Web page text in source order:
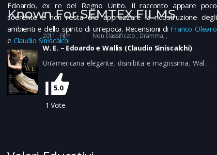
Edoardo, ex re del Regno Unito. Il racconto appare poco
coerente e non resta che apprezzare la ricostruzione degli
ambienti e dello spirito di un’epoca. Recensioni di Franco Olearo
e Claudio Siniscalchi
Known For SEMTEX FILMS
2011 Film Non classificato Dramma
W. E. – Edoardo e Wallis (Claudio Siniscalchi)
Un’americana elegante, disinibita e magrissima, Wallis
Simpson, fece perdere la testa a Edward d’Inghilterra,
duca di Windsor e Re Edoardo VII per poco meno di un
anno (soli undici mesi nel 1936). Parlando in temi
mediatici, quello di Wallis ed Edward fu lo scandalo del
5.0
1 Vote